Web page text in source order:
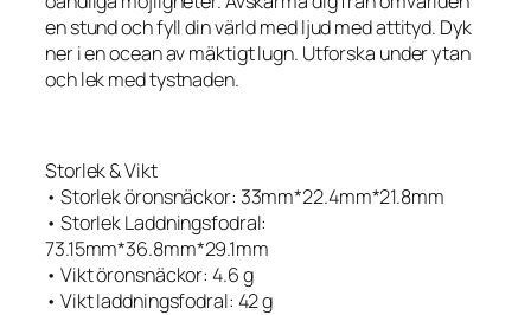
en stund och fyll din värld med ljud med attityd. Dyk
ner i en ocean av mäktigt lugn. Utforska under ytan
och lek med tystnaden.
Storlek & Vikt
• Storlek öronsnäckor: 33mm*22.4mm*21.8mm
• Storlek Laddningsfodral:
73.15mm*36.8mm*29.1mm
• Vikt öronsnäckor: 4.6 g
• Vikt laddningsfodral: 42 g